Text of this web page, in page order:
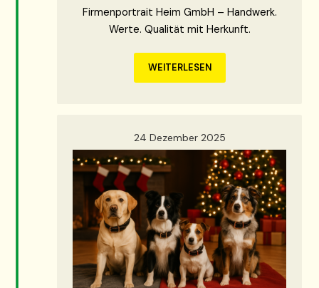
Firmenportrait Heim GmbH – Handwerk.
Werte. Qualität mit Herkunft.
WEITERLESEN
24 Dezember 2025